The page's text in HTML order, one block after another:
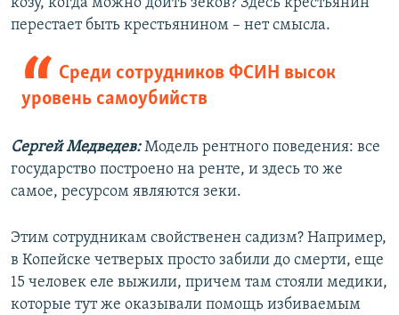
козу, когда можно доить зеков? Здесь крестьянин
перестает быть крестьянином – нет смысла.
Среди сотрудников ФСИН высок
уровень самоубийств
Сергей Медведев:Модель рентного поведения: все
государство построено на ренте, и здесь то же
самое, ресурсом являются зеки.
Этим сотрудникам свойственен садизм? Например,
в Копейске четверых просто забили до смерти, еще
15 человек еле выжили, причем там стояли медики,
которые тут же оказывали помощь избиваемым